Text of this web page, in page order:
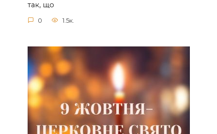
так, що
0 1.5к.